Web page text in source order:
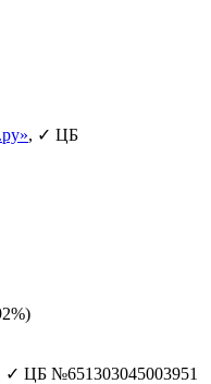
, ✓ ЦБ
✓ ЦБ №651303045003951